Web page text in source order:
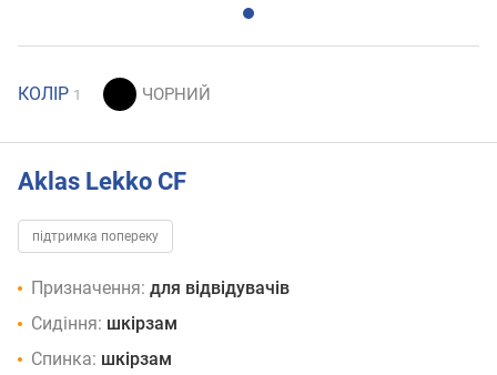
КОЛІР 1
Aklas Lekko CF
підтримка попереку
Призначення: для відвідувачів
Сидіння: шкірзам
Спинка: шкірзам